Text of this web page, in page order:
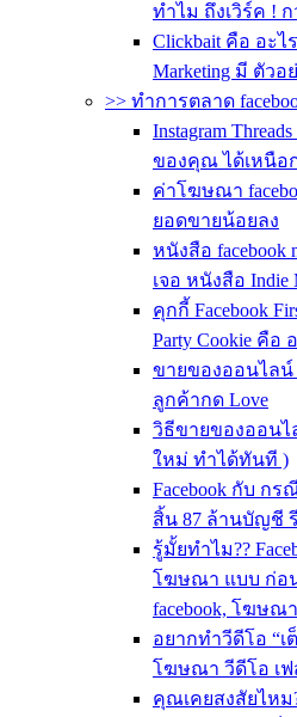
ทำไม ถึงเวิร์ค !
Clickbait คือ อะไ
Marketing มี ตัวอ
>> ทำการตลาด
Instagram
ของคุณ ได้เหนือ
ค่าโฆษณา
ยอดขายน้อยลง
หนังสือ facebook
เจอ หนังสือ Indie
คุกกี้ Facebook
Party Cookie คือ
ขายของออนไลน์
ลูกค้ากด Love
วิธีขายของออน
ใหม่ ทำได้ทันที )
Facebook กับ ก
สิ้น 87 ล้านบัญชี
รู้มั้ยทำไม??
โฆษณา แบบ ก่อ
facebook, โฆษณ
อยากทำวีดีโอ “เ
โฆษณา วีดีโอ เฟ
คุณเคยสงสัยไหม